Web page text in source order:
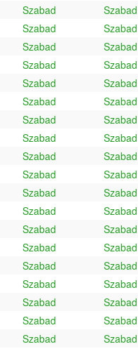
Szabad Szabad
Szabad Szabad
Szabad Szabad
Szabad Szabad
Szabad Szabad
Szabad Szabad
Szabad Szabad
Szabad Szabad
Szabad Szabad
Szabad Szabad
Szabad Szabad
Szabad Szabad
Szabad Szabad
Szabad Szabad
Szabad Szabad
Szabad Szabad
Szabad Szabad
Szabad Szabad
Szabad Szabad